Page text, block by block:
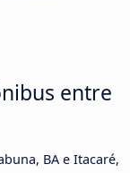
entre
BA e Itacaré,